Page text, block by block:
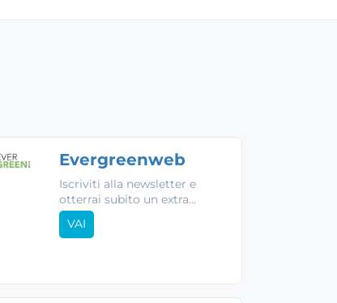
Evergreenweb
Iscriviti alla newsletter e
otterrai subito un extra...
VAI